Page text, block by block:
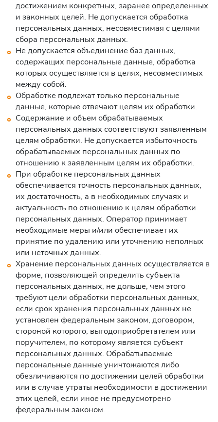
достижением конкретных, заранее определенных
и законных целей. Не допускается обработка
персональных данных, несовместимая с целями
сбора персональных данных.
Не допускается объединение баз данных,
содержащих персональные данные, обработка
которых осуществляется в целях, несовместимых
между собой.
Обработке подлежат только персональные
данные, которые отвечают целям их обработки.
Содержание и объем обрабатываемых
персональных данных соответствуют заявленным
целям обработки. Не допускается избыточность
обрабатываемых персональных данных по
отношению к заявленным целям их обработки.
При обработке персональных данных
обеспечивается точность персональных данных,
их достаточность, а в необходимых случаях и
актуальность по отношению к целям обработки
персональных данных. Оператор принимает
необходимые меры и/или обеспечивает их
принятие по удалению или уточнению неполных
или неточных данных.
Хранение персональных данных осуществляется в
форме, позволяющей определить субъекта
персональных данных, не дольше, чем этого
требуют цели обработки персональных данных,
если срок хранения персональных данных не
установлен федеральным законом, договором,
стороной которого, выгодоприобретателем или
поручителем, по которому является субъект
персональных данных. Обрабатываемые
персональные данные уничтожаются либо
обезличиваются по достижении целей обработки
или в случае утраты необходимости в достижении
этих целей, если иное не предусмотрено
федеральным законом.